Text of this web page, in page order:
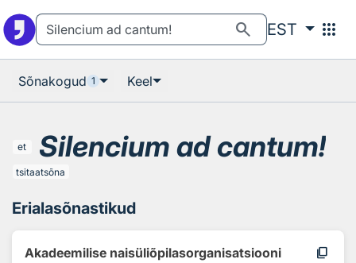
search EST apps
Sõnakogud 1 Keel
et Silencium ad cantum!
tsitaatsõna
Erialasõnastikud
Akadeemilise naisüliõpilasorganisatsiooni
content_copy